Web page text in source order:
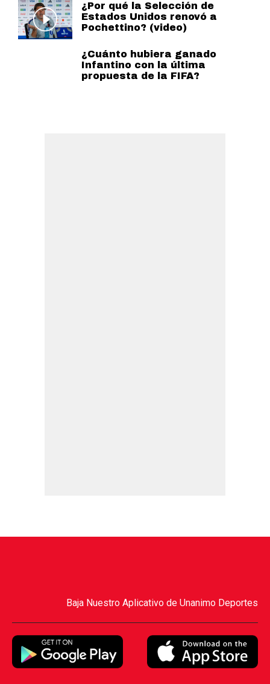
¿Por qué la Selección de
Estados Unidos renovó a
Pochettino? (video)
¿Cuánto hubiera ganado
Infantino con la última
propuesta de la FIFA?
Baja Nuestro Aplicativo de Unanimo Deportes